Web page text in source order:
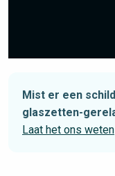
Mist er een
glaszetten-
Laat het ons weten